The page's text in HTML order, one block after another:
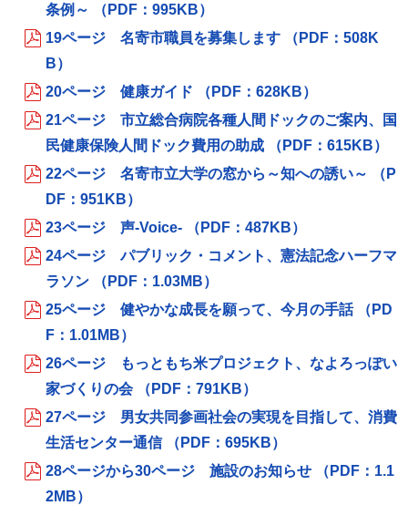
条例～ （PDF：995KB）
19ページ 名寄市職員を募集します （PDF：508K
B）
20ページ 健康ガイド （PDF：628KB）
21ページ 市立総合病院各種人間ドックのご案内、国
民健康保険人間ドック費用の助成 （PDF：615KB）
22ページ 名寄市立大学の窓から～知への誘い～ （P
DF：951KB）
23ページ 声‐Voice‐ （PDF：487KB）
24ページ パブリック・コメント、憲法記念ハーフマ
ラソン （PDF：1.03MB）
25ページ 健やかな成長を願って、今月の手話 （PD
F：1.01MB）
26ページ もっともち米プロジェクト、なよろっぽい
家づくりの会 （PDF：791KB）
27ページ 男女共同参画社会の実現を目指して、消費
生活センター通信 （PDF：695KB）
28ページから30ページ 施設のお知らせ （PDF：1.1
2MB）